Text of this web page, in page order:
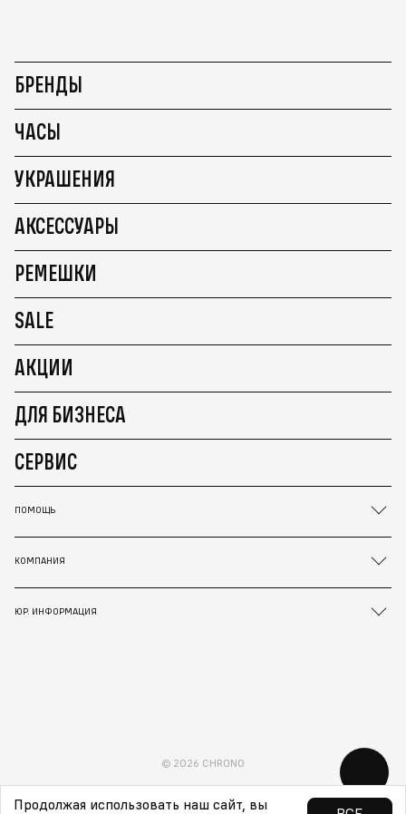
БРЕНДЫ
ЧАСЫ
УКРАШЕНИЯ
АКСЕССУАРЫ
РЕМЕШКИ
SALE
АКЦИИ
ДЛЯ БИЗНЕСА
СЕРВИС
ПОМОЩЬ
КОМПАНИЯ
ЮР. ИНФОРМАЦИЯ
© 2026 CHRONO
Продолжая использовать наш сайт, вы